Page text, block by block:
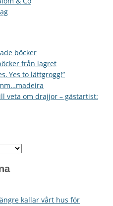
böcker
från lagret
Yes to lättgrogg!”
veta om drajjor – gästartist:
kallar vårt hus för